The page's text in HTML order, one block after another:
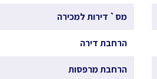
מס` דירות למכירה
הרחבת דירה
הרחבת מרפסות